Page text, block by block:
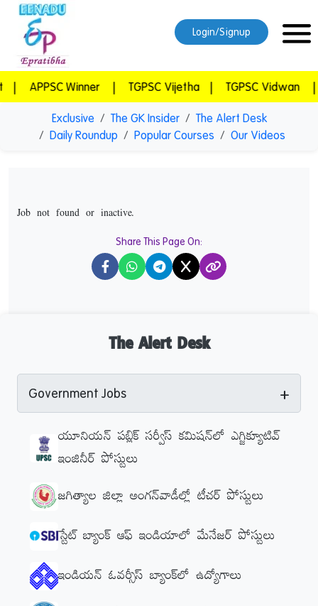
Exclusive The GK Insider
The Alert Desk
Daily Roundup
Popular Courses Our Videos
Job not found or inactive.
Share This Page On:
X
The Alert Desk
Government Jobs +
యూనియన్ పబ్లిక్ సర్వీస్ కమిషన్‌లో ఎగ్జిక్యూటివ్‌
ఇంజినీర్‌ పోస్టులు
జగిత్యాల జిల్లా అంగన్‌వాడీల్లో టీచర్‌ పోస్టులు
స్టేట్ బ్యాంక్ ఆఫ్ ఇండియాలో మేనేజర్‌ పోస్టులు
ఇండియన్ ఓవర్సీస్ బ్యాంక్‌లో ఉద్యోగాలు
Login/Signup
APPSC Winner | TGPSC Vijetha | TGPSC Vidwan |